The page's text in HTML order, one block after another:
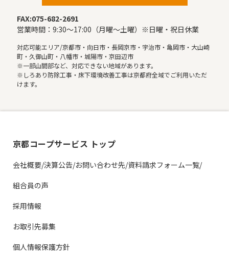
FAX:075-682-2691
営業時間：9:30〜17:00（月曜〜土曜）※日曜・祝日休業
対応可能エリア/京都市・向日市・長岡京市・宇治市・亀岡市・大山崎
町・久御山町・八幡市・城陽市・京田辺市
※一部山間部など、対応できない地域があります。
※しろあり防除工事・床下環境改善工事は京都府全域でご利用いただ
けます。
京都コープサービス トップ
会社概要/決算公告/お問い合わせ先/資料請求フォーム一覧/
組合員の声
採用情報
お取引先募集
個人情報保護方針